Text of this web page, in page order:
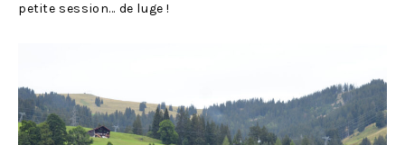
petite session… de luge !